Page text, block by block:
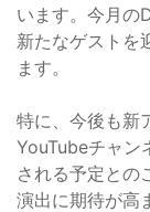
います。今月の
新たなゲストを
ます。
特に、今後も新
YouTubeチャン
される予定との
演出に期待が高